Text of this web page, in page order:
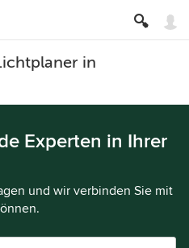
in
Experten in Ihrer
und wir verbinden Sie mit